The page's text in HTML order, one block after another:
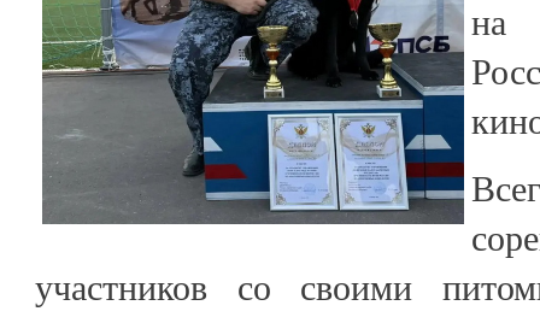
на
участников со своими